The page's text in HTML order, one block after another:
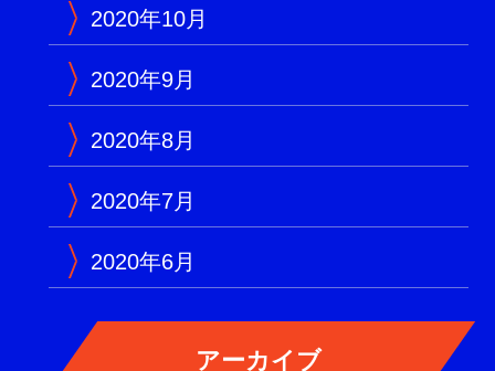
2020年10月
2020年9月
2020年8月
2020年7月
2020年6月